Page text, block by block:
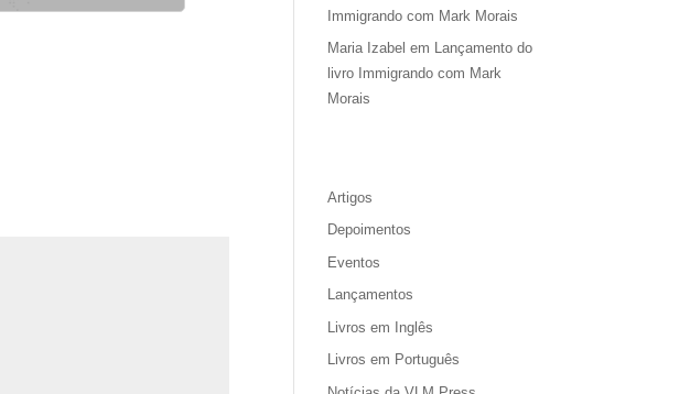
Immigrando com Mark Morais
Maria Izabel em Lançamento do
livro Immigrando com Mark
Morais
Artigos
Depoimentos
Eventos
Lançamentos
Livros em Inglês
Livros em Português